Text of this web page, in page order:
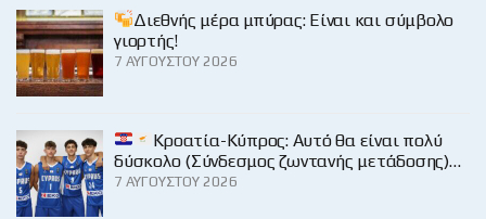
Διεθνής μέρα μπύρας: Είναι και σύμβολο
γιορτής!
7 ΑΥΓΟΎΣΤΟΥ 2026
Κροατία-Κύπρος: Αυτό θα είναι πολύ
δύσκολο (Σύνδεσμος ζωντανής μετάδοσης)…
7 ΑΥΓΟΎΣΤΟΥ 2026